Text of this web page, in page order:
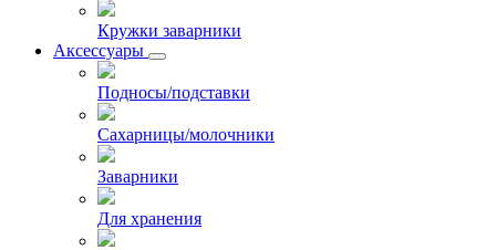
Кружки заварники
Аксессуары
Подносы/подставки
Сахарницы/молочники
Заварники
Для хранения